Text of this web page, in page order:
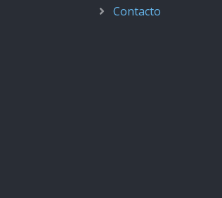
Contacto